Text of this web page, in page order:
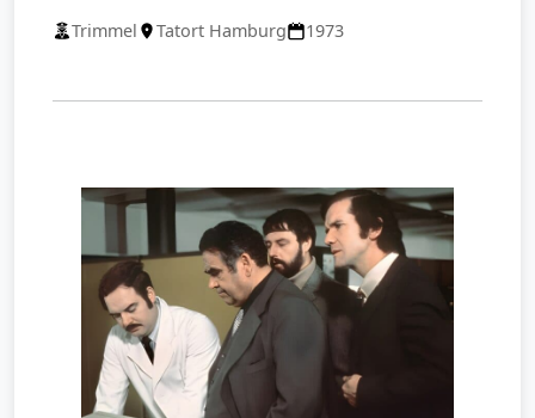
Trimmel Tatort Hamburg 1973